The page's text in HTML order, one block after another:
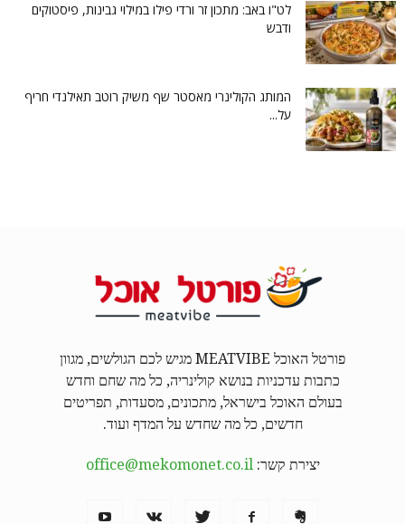
לט"ו באב: מתכון זר ורדי פילו במילוי גבינות, פיסטוקים
ודבש
המותג הקולינרי מאסטר שף משיק רוטב תאילנדי חריף
על...
פורטל האוכל MEATVIBE מגיש לכם הגולשים, מגוון
כתבות עדכניות בנושא קולינריה, כל מה שחם וחדש
בעולם האוכל בישראל, מתכונים, מסעדות, תפריטים
חדשים, כל מה שחדש על המדף ועוד.
יצירת קשר:office@mekomonet.co.il